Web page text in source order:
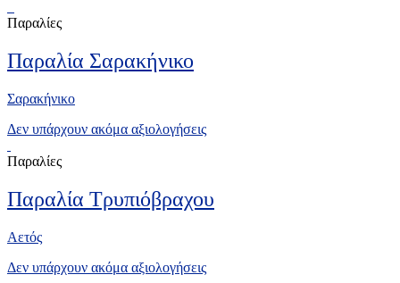
Παραλίες
Παραλία Σαρακήνικο
Σαρακήνικο
Δεν υπάρχουν ακόμα αξιολογήσεις
Παραλίες
Παραλία Τρυπιόβραχου
Αετός
Δεν υπάρχουν ακόμα αξιολογήσεις